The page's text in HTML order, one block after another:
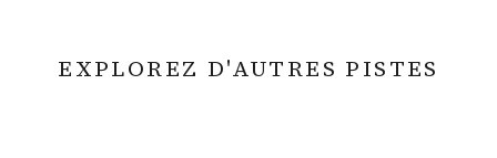
EXPLOREZ D'AUTRES PISTES